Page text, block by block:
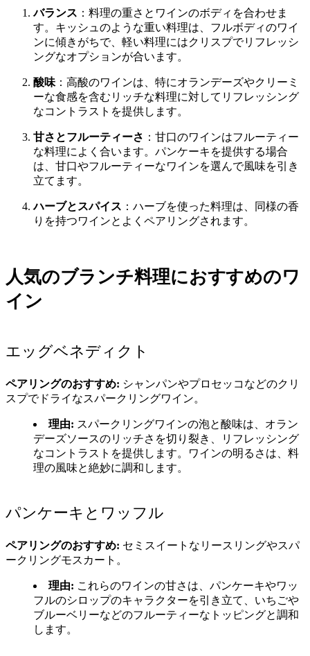
バランス ：料理の重さとワインのボディを合わせま
す。キッシュのような重い料理は、フルボディのワイ
ンに傾きがちで、軽い料理にはクリスプでリフレッシ
ングなオプションが合います。
酸味 ：高酸のワインは、特にオランデーズやクリーミ
ーな食感を含むリッチな料理に対してリフレッシング
なコントラストを提供します。
甘さとフルーティーさ ：甘口のワインはフルーティー
な料理によく合います。パンケーキを提供する場合
は、甘口やフルーティーなワインを選んで風味を引き
立てます。
ハーブとスパイス ：ハーブを使った料理は、同様の香
りを持つワインとよくペアリングされます。
人気のブランチ料理におすすめのワ
イン
エッグベネディクト
ペアリングのおすすめ: シャンパンやプロセッコなどのクリ
スプでドライなスパークリングワイン。
理由: スパークリングワインの泡と酸味は、オラン
デーズソースのリッチさを切り裂き、リフレッシング
なコントラストを提供します。ワインの明るさは、料
理の風味と絶妙に調和します。
パンケーキとワッフル
ペアリングのおすすめ: セミスイートなリースリングやスパ
ークリングモスカート。
理由: これらのワインの甘さは、パンケーキやワッ
フルのシロップのキャラクターを引き立て、いちごや
ブルーベリーなどのフルーティーなトッピングと調和
します。